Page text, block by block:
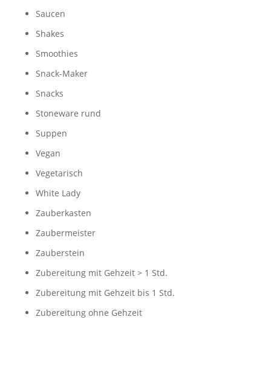
Saucen
Shakes
Smoothies
Snack-Maker
Snacks
Stoneware rund
Suppen
Vegan
Vegetarisch
White Lady
Zauberkasten
Zaubermeister
Zauberstein
Zubereitung mit Gehzeit > 1 Std.
Zubereitung mit Gehzeit bis 1 Std.
Zubereitung ohne Gehzeit